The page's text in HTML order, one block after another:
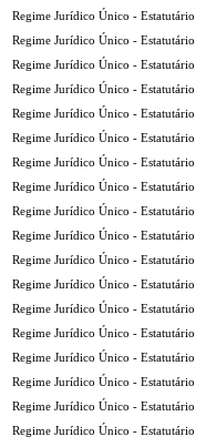
Regime Jurídico Único - Estatutário
Regime Jurídico Único - Estatutário
Regime Jurídico Único - Estatutário
Regime Jurídico Único - Estatutário
Regime Jurídico Único - Estatutário
Regime Jurídico Único - Estatutário
Regime Jurídico Único - Estatutário
Regime Jurídico Único - Estatutário
Regime Jurídico Único - Estatutário
Regime Jurídico Único - Estatutário
Regime Jurídico Único - Estatutário
Regime Jurídico Único - Estatutário
Regime Jurídico Único - Estatutário
Regime Jurídico Único - Estatutário
Regime Jurídico Único - Estatutário
Regime Jurídico Único - Estatutário
Regime Jurídico Único - Estatutário
Regime Jurídico Único - Estatutário